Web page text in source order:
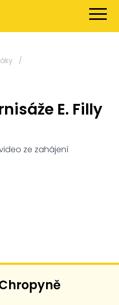
/
E. Filly
ze zahájení